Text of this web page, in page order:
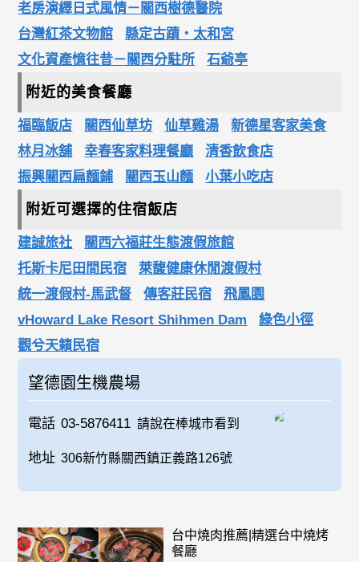
老房演繹日式風情－關西樹德醫院
台灣紅茶文物館
縣定古蹟‧太和宮
文化資產憶往昔－關西分駐所
石爺亭
附近的美食餐廳
福臨飯店 關西仙草坊 仙草雞湯
新德星客家美食
林月冰舖
幸春客家料理餐廳
清香飲食店
振興關西扁麵鋪
關西玉山麵 小葉小吃店
附近可選擇的住宿飯店
建誠旅社
關西六福莊生態渡假旅館
托斯卡尼田間民宿
萊馥健康休閒渡假村
統一渡假村-馬武督
傳客莊民宿
飛鳳園
vHoward Lake Resort Shihmen Dam
綠色小徑
觀兮天籟民宿
望德園生機農場
電話 03-5876411 請說在棒城市看到
地址 306新竹縣關西鎮正義路126號
台中燒肉推薦|精選台中燒烤
餐廳